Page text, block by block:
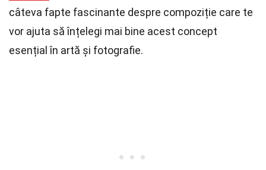
câteva fapte fascinante despre compoziție care te
vor ajuta să înțelegi mai bine acest concept
esențial în artă și fotografie.